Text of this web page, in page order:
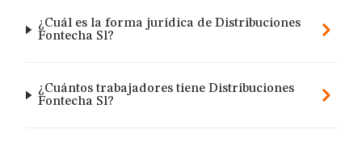
¿Cuál es la forma jurídica de Distribuciones
Fontecha Sl?
¿Cuántos trabajadores tiene Distribuciones
Fontecha Sl?